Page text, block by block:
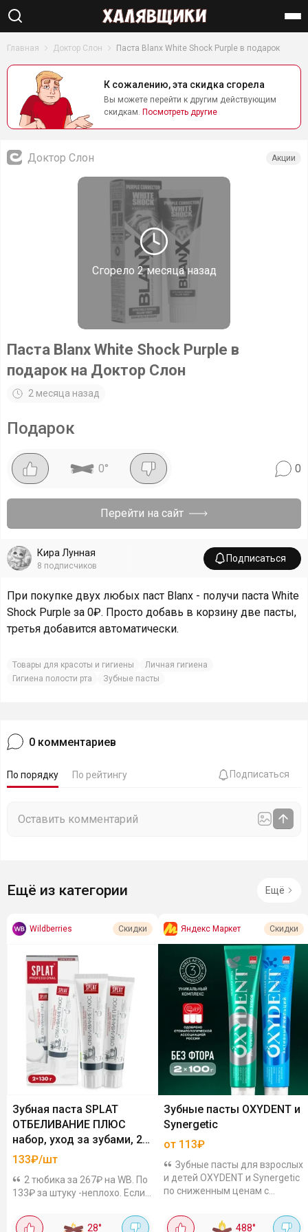
Найти
Главная Доктор Слон Паста Blanx White Shock Purple в подарок
К сожалению, эта скидка сгорела
Вы можете перейти к другим действующим
скидкам. Посмотреть другие
Сгорело 2 месяца назад
Доктор Слон Акции
Паста Blanx White Shock Purple в
подарок на Доктор Слон
2 месяца назад
Подарок
0° 0
Перейти на сайт
Кира Лунная
8 подписчиков
Подписаться
При покупке двух любых паст Blanx - получи паста White
Shock Purple за 0₽. Просто добавь в корзину две пасты,
третья добавится автоматически.
Товары для красоты и гигиены
Личная гигиена
Гигиена полости рта
Зубные пасты
0 комментариев
По порядку По рейтингу Подписаться
Ещё из категории Ещё
Wildberries Скидки
Зубная паста SPLAT
ОТБЕЛИВАНИЕ ПЛЮС
набор, уход за зубами, 2
шт
133₽/шт
2 тюбика за 267₽ на WB. По
133₽ за штуку -неплохо. Если
районе 200 рублей. В составе
28°
Яндекс Маркет Скидки
Зубные пасты OXYDENT и
Synergetic
от 113₽
Зубные пасты для взрослых
и детей OXYDENT и Synergetic
по сниженным ценам с
промокоду. Отзывы на пасты
488°